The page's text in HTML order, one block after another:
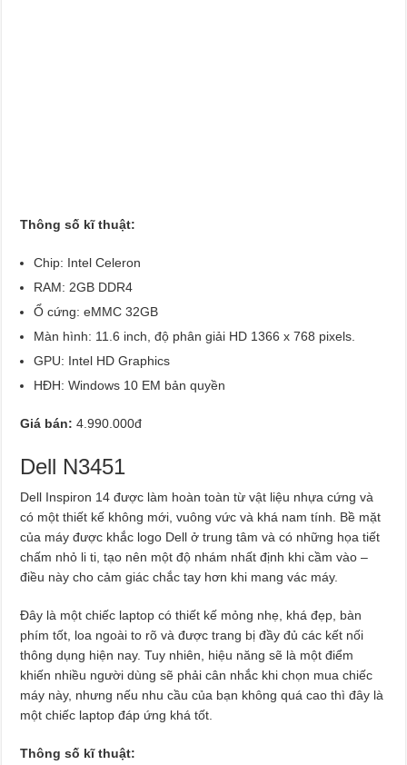
Thông số kĩ thuật:
Chip: Intel Celeron
RAM: 2GB DDR4
Ổ cứng: eMMC 32GB
Màn hình: 11.6 inch, độ phân giải HD 1366 x 768 pixels.
GPU: Intel HD Graphics
HĐH: Windows 10 EM bản quyền
Giá bán: 4.990.000đ
Dell N3451
Dell Inspiron 14 được làm hoàn toàn từ vật liệu nhựa cứng và
có một thiết kế không mới, vuông vức và khá nam tính. Bề mặt
của máy được khắc logo Dell ở trung tâm và có những họa tiết
chấm nhỏ li ti, tạo nên một độ nhám nhất định khi cầm vào –
điều này cho cảm giác chắc tay hơn khi mang vác máy.
Đây là một chiếc laptop có thiết kế mỏng nhẹ, khá đẹp, bàn
phím tốt, loa ngoài to rõ và được trang bị đầy đủ các kết nối
thông dụng hiện nay. Tuy nhiên, hiệu năng sẽ là một điểm
khiến nhiều người dùng sẽ phải cân nhắc khi chọn mua chiếc
máy này, nhưng nếu nhu cầu của bạn không quá cao thì đây là
một chiếc laptop đáp ứng khá tốt.
Thông số kĩ thuật: